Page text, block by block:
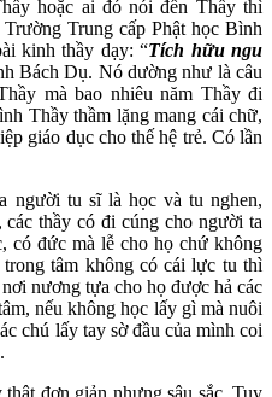
hoặc ai đó nói đến Thầy thì
Trung cấp Phật học Bình
kinh thầy dạy: “Tích hữu ngu
Bách Dụ. Nó dường như là câu
mà bao nhiêu năm Thầy đi
Thầy thầm lặng mang cái chữ,
giáo dục cho thế hệ trẻ. Có lần
người tu sĩ là học và tu nghen,
thầy có đi cúng cho người ta
có đức mà lễ cho họ chứ không
tâm không có cái lực tu thì
nương tựa cho họ được hả các
nếu không học lấy gì mà nuôi
chú lấy tay sờ đầu của mình coi
đơn giản nhưng sâu sắc. Tuy